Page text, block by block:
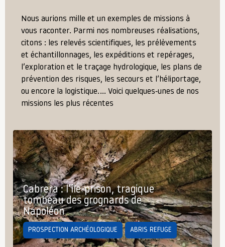
Nous aurions mille et un exemples de missions à
vous raconter. Parmi nos nombreuses réalisations,
citons : les relevés scientifiques, les prélèvements
et échantillonnages, les expéditions et repérages,
l’exploration et le traçage hydrologique, les plans de
prévention des risques, les secours et l’héliportage,
ou encore la logistique.… Voici quelques-unes de nos
missions les plus récentes
Cabrera : l’île-prison, tragique
tombeau des grognards de
Napoléon
PROSPECTION ARCHÉOLOGIQUE ABRIS REFUGE